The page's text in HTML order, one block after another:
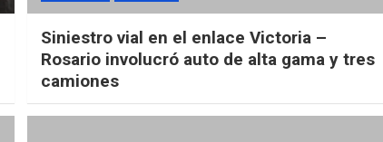
Siniestro vial en el enlace Victoria –
Rosario involucró auto de alta gama y tres
camiones